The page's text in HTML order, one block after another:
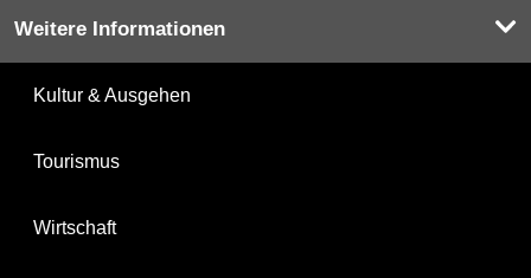
Weitere Informationen
Kultur & Ausgehen
Tourismus
Wirtschaft